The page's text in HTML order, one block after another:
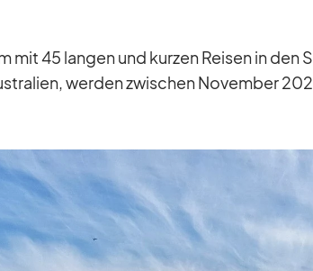
mit 45 lan­gen und kur­zen Rei­sen in den
wer­den zwi­schen No­vem­ber